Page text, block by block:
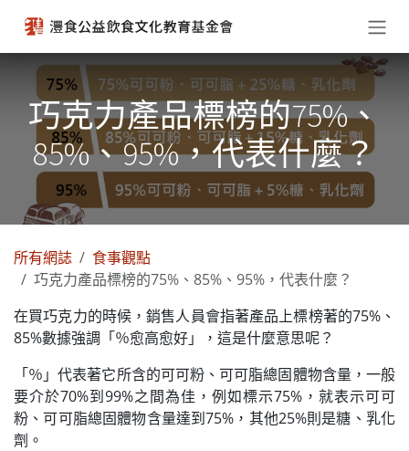
巧克力產品標榜的75%、
85%、95%，代表什麼？
所有網誌
食事觀點
巧克力產品標榜的75%、85%、95%，代表什麼？
在買巧克力的時候，銷售人員會指著產品上標榜著的75%、
85%數據強調「％愈高愈好」，這是什麼意思呢？
「％」代表著它所含的可可粉、可可脂總固體物含量，一般
要介於70%到99%之間為佳，例如標示75%，就表示可可
粉、可可脂總固體物含量達到75%，其他25%則是糖、乳化
劑。